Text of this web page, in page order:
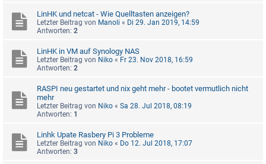
LinHK und netcat - Wie Quelltasten anzeigen?
Letzter Beitrag von Manoli « Di 29. Jan 2019, 14:59
Antworten: 2
LinHK in VM auf Synology NAS
Letzter Beitrag von Niko « Fr 23. Nov 2018, 16:59
Antworten: 2
RASPI neu gestartet und nix geht mehr - bootet vermutlich nicht
mehr
Letzter Beitrag von Niko « Sa 28. Jul 2018, 08:19
Antworten: 1
Linhk Upate Rasbery Pi 3 Probleme
Letzter Beitrag von Niko « Do 12. Jul 2018, 17:07
Antworten: 3